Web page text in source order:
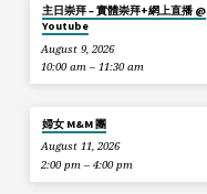
主日崇拜 – 實體崇拜+網上直播 @
Youtube
August 9, 2026
10:00 am – 11:30 am
婦女 M&M 團
August 11, 2026
2:00 pm – 4:00 pm